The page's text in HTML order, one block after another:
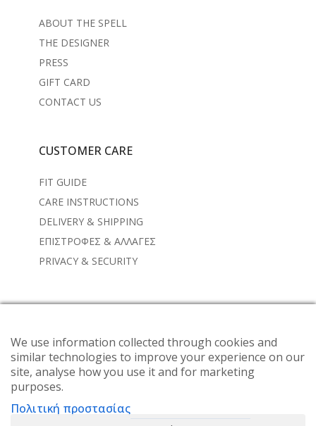
ABOUT THE SPELL
THE DESIGNER
PRESS
GIFT CARD
CONTACT US
CUSTOMER CARE
FIT GUIDE
CARE INSTRUCTIONS
DELIVERY & SHIPPING
ΕΠΙΣΤΡΟΦΕΣ & ΑΛΛΑΓΕΣ
PRIVACY & SECURITY
NEWSLETTER
Subscribe to the weekly newsletter for all the latest
updates
We use information collected through cookies and
similar technologies to improve your experience on our
site, analyse how you use it and for marketing
purposes.
Πολιτική προστασίας